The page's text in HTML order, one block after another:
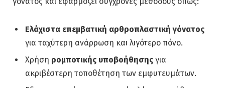
Ελάχιστα επεμβατική αρθροπλαστική γόνατος
για ταχύτερη ανάρρωση και λιγότερο πόνο.
Χρήση ρομποτικής υποβοήθησης για
ακριβέστερη τοποθέτηση των εμφυτευμάτων.